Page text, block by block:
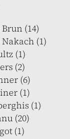
(14)
(1)
(1)
(2)
(6)
(1)
(1)
(20)
(1)